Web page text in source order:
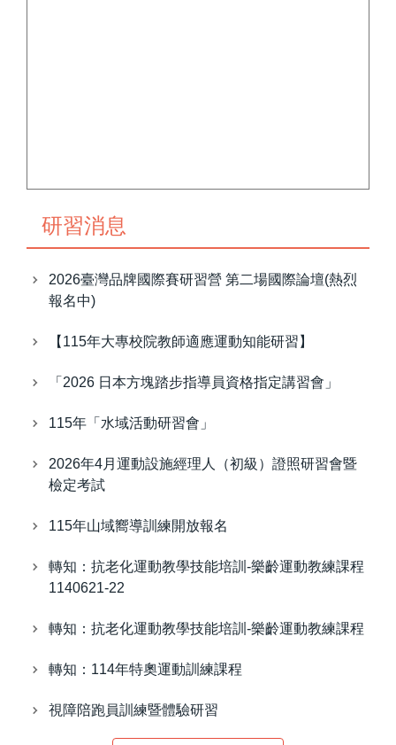
研習消息
2026臺灣品牌國際賽研習營 第二場國際論壇(熱烈
報名中)
【115年大專校院教師適應運動知能研習】
「2026 日本方塊踏步指導員資格指定講習會」
115年「水域活動研習會」
2026年4月運動設施經理人（初級）證照研習會暨
檢定考試
115年山域嚮導訓練開放報名
轉知：抗老化運動教學技能培訓-樂齡運動教練課程
1140621-22
轉知：抗老化運動教學技能培訓-樂齡運動教練課程
轉知：114年特奧運動訓練課程
視障陪跑員訓練暨體驗研習